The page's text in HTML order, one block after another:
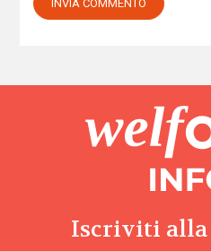
Iscriviti alla